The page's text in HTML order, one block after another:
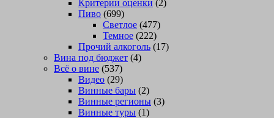
Критерии оценки (2)
Пиво (699)
Светлое (477)
Темное (222)
Прочий алкоголь (17)
Вина под бюджет (4)
Всё о вине (537)
Видео (29)
Винные бары (2)
Винные регионы (3)
Винные туры (1)